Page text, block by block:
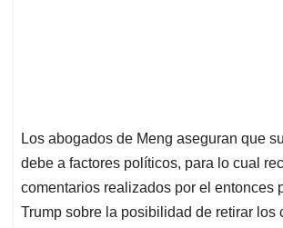
Los abogados de Meng aseguran que
debe a factores políticos, para lo cual
comentarios realizados por el entonces
Trump sobre la posibilidad de retirar los